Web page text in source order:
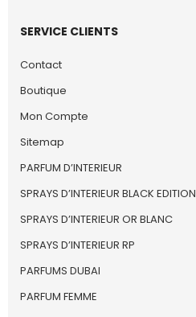
SERVICE CLIENTS
Contact
Boutique
Mon Compte
Sitemap
PARFUM D’INTERIEUR
SPRAYS D’INTERIEUR BLACK EDITION
SPRAYS D’INTERIEUR OR BLANC
SPRAYS D’INTERIEUR RP
PARFUMS DUBAI
PARFUM FEMME